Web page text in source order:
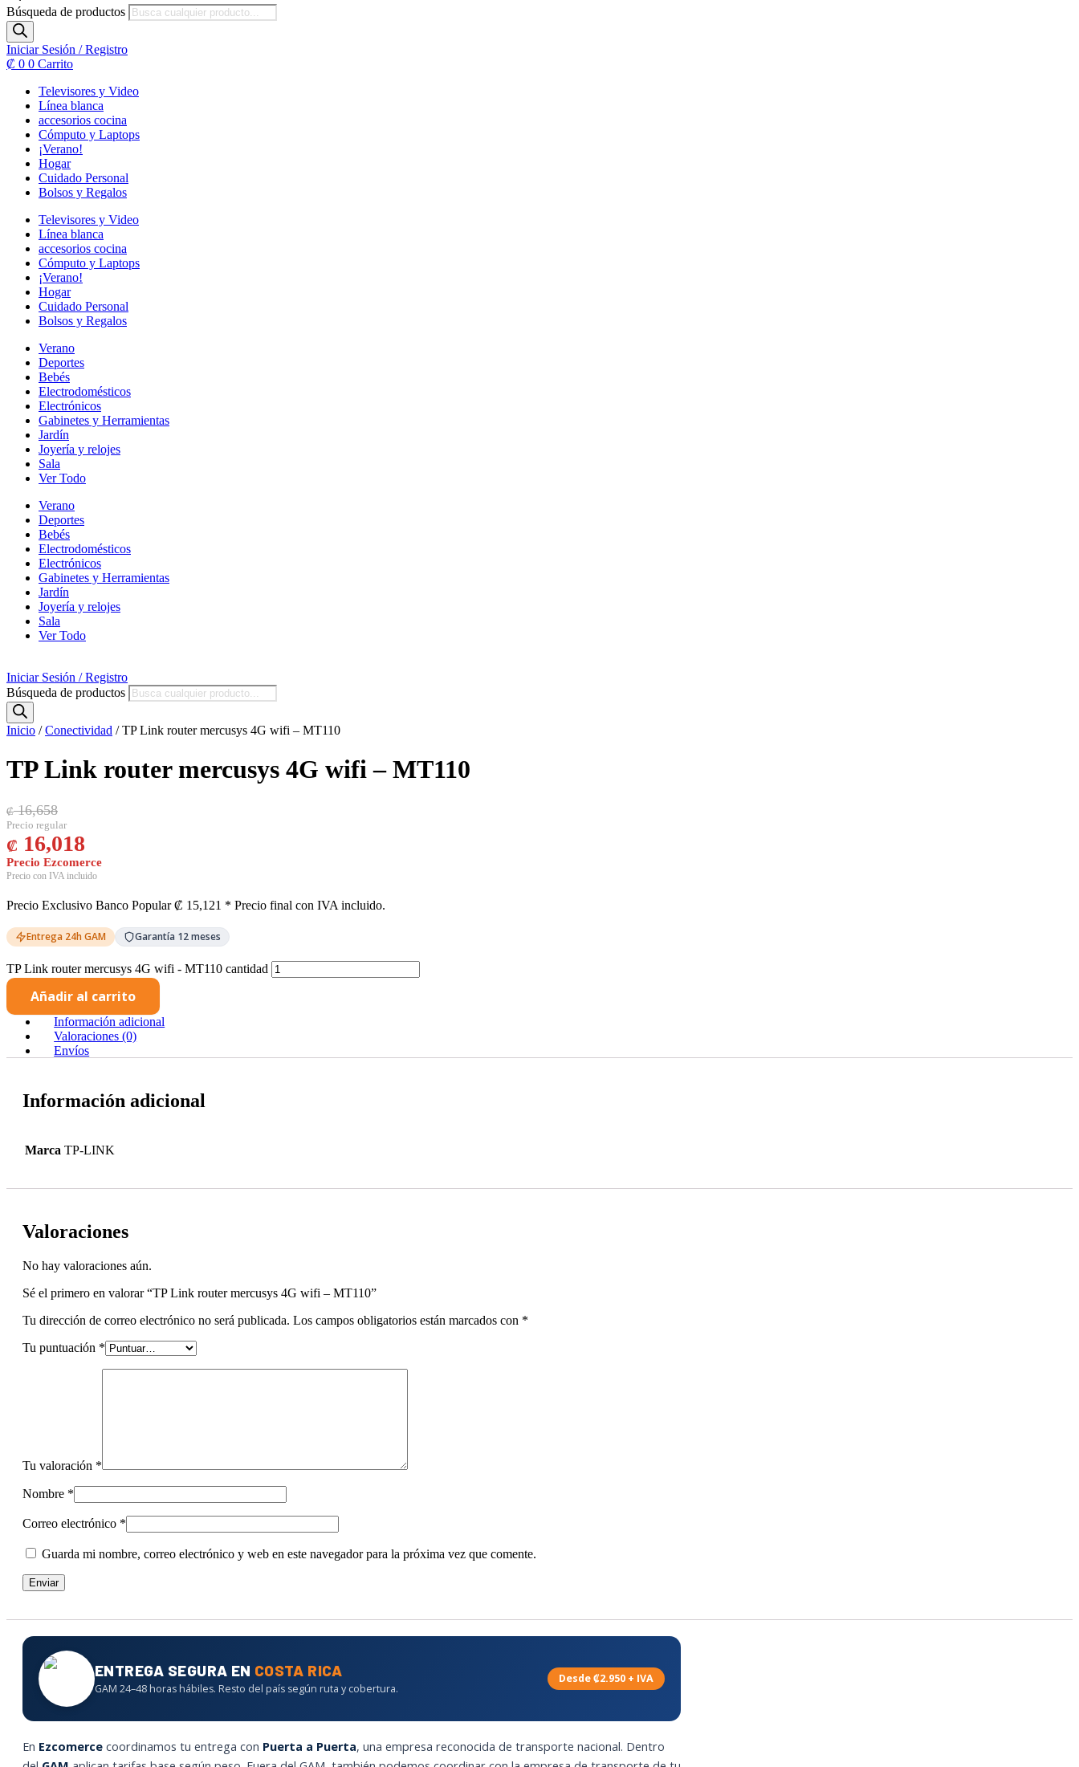
Búsqueda de productos
Iniciar Sesión / Registro
₡ 0 0 Carrito
Televisores y Video
Línea blanca
accesorios cocina
Cómputo y Laptops
¡Verano!
Hogar
Cuidado Personal
Bolsos y Regalos
Televisores y Video
Línea blanca
accesorios cocina
Cómputo y Laptops
¡Verano!
Hogar
Cuidado Personal
Bolsos y Regalos
Verano
Deportes
Bebés
Electrodomésticos
Electrónicos
Gabinetes y Herramientas
Jardín
Joyería y relojes
Sala
Ver Todo
Verano
Deportes
Bebés
Electrodomésticos
Electrónicos
Gabinetes y Herramientas
Jardín
Joyería y relojes
Sala
Ver Todo
Iniciar Sesión / Registro
Búsqueda de productos
Inicio /Conectividad / TP Link router mercusys 4G wifi – MT110
TP Link router mercusys 4G wifi – MT110
₡16,658
El precio original era: ₡ 16,658.
₡ 16,018
El precio actual es: ₡ 16,018.
Precio Exclusivo Banco Popular ₡ 15,121 * Precio final con IVA incluido.
Entrega 24h GAM Garantía 12 meses
TP Link router mercusys 4G wifi - MT110 cantidad
Añadir al carrito
Información adicional
Valoraciones (0)
Envíos
Información adicional
Marca TP-LINK
Valoraciones
No hay valoraciones aún.
Sé el primero en valorar “TP Link router mercusys 4G wifi – MT110”
Tu dirección de correo electrónico no será publicada. Los campos obligatorios están marcados con *
Tu puntuación *
Tu valoración *
Nombre *
Correo electrónico *
Guarda mi nombre, correo electrónico y web en este navegador para la próxima vez que comente.
ENTREGA SEGURA EN COSTA RICA
GAM 24–48 horas hábiles. Resto del país según ruta y cobertura.
Desde ₡2.950 + IVA
En Ezcomerce coordinamos tu entrega con Puerta a Puerta, una empresa reconocida de transporte nacional. Dentro